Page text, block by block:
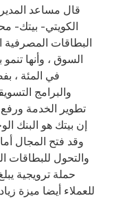
قال مساعد
الكويتي- بيتك-
في المئة ،
والبرامج
تطوير الخدمة
إن بيتك هو البنك
حملة ترويجية
للعملاء أيضا ميزة